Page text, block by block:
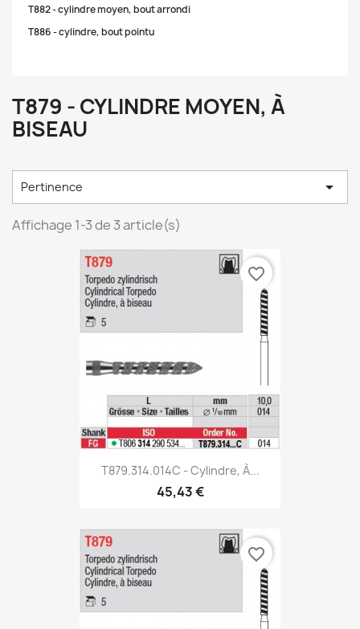
T882 - cylindre moyen, bout arrondi
T886 - cylindre, bout pointu
T879 - CYLINDRE MOYEN, À
BISEAU
Pertinence 
Affichage 1-3 de 3 article(s)
T879.314.014C - Cylindre, À...
45,43 €
favorite_border
favorite_border